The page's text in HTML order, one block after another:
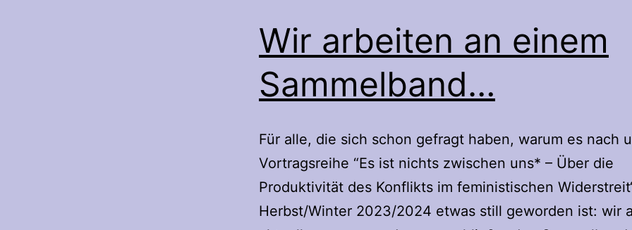
Wir arbeiten an einem
Sammelband…
Für alle, die sich schon gefragt haben, warum es nach
Vortragsreihe “Es ist nichts zwischen uns* – Über die
Produktivität des Konflikts im feministischen
Herbst/Winter 2023/2024 etwas still geworden ist: wir